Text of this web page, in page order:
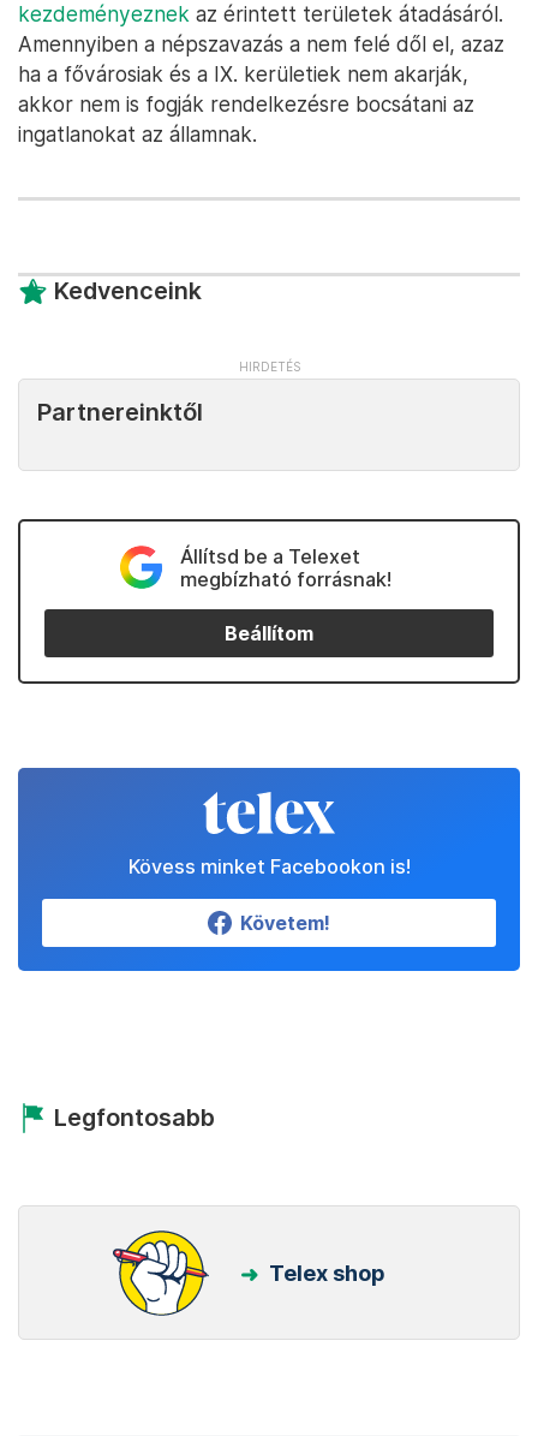
kezdeményeznek az érintett területek átadásáról.
Amennyiben a népszavazás a nem felé dől el, azaz
ha a fővárosiak és a IX. kerületiek nem akarják,
akkor nem is fogják rendelkezésre bocsátani az
ingatlanokat az államnak.
Kedvenceink
Partnereinktől
Állítsd be a Telexet
megbízható forrásnak!
Beállítom
Kövess minket Facebookon is!
Követem!
Legfontosabb
Telex shop